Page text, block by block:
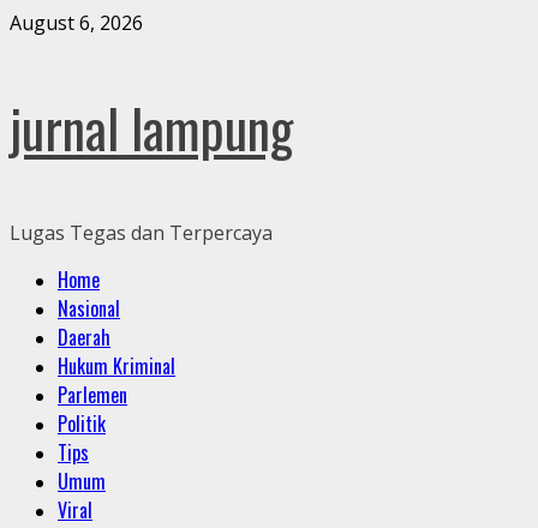
Skip
August 6, 2026
jurnal lampung
Lugas Tegas dan Terpercaya
Primary
Menu
Home
Nasional
Daerah
Hukum Kriminal
Parlemen
Politik
Tips
Umum
Viral